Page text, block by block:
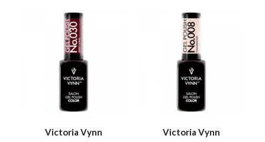
Victoria Vynn
Victoria Vynn